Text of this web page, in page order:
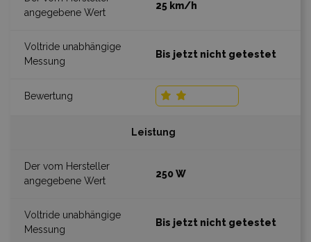
25 km/h
Bis jetzt nicht getestet
Leistung
250 W
Bis jetzt nicht getestet